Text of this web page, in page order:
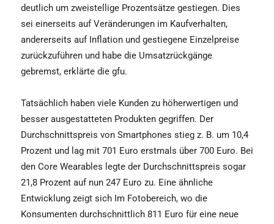
deutlich um zweistellige Prozentsätze gestiegen. Dies
sei einerseits auf Veränderungen im Kaufverhalten,
andererseits auf Inflation und gestiegene Einzelpreise
zurückzuführen und habe die Umsatzrückgänge
gebremst, erklärte die gfu.
Tatsächlich haben viele Kunden zu höherwertigen und
besser ausgestatteten Produkten gegriffen. Der
Durchschnittspreis von Smartphones stieg z. B. um 10,4
Prozent und lag mit 701 Euro erstmals über 700 Euro. Bei
den Core Wearables legte der Durchschnittspreis sogar
21,8 Prozent auf nun 247 Euro zu. Eine ähnliche
Entwicklung zeigt sich Im Fotobereich, wo die
Konsumenten durchschnittlich 811 Euro für eine neue